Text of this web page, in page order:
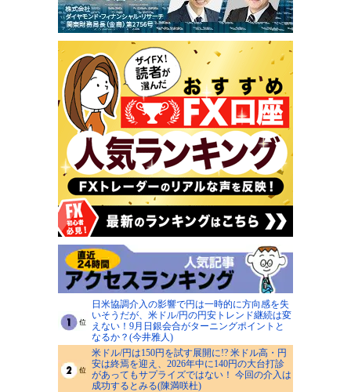
日米協調介入の影響で円は一時的に方向感を失
いそうだが、米ドル/円の円安トレンド継続は変
えない！9月日銀会合がターニングポイントと
なるか？(今井雅人)
米ドル/円は150円を試す展開に!? 米ドル高・円
安は終焉を迎え、2026年中に140円の大台打診
があってもサプライズではない！ 今回の介入は
成功するとみる(陳満咲杜)